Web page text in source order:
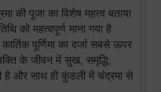
की पूजा का विशेष महत्व बताया
को महत्वपूर्ण माना गया है
पूर्णिमा का दर्जा सबसे ऊपर
के जीवन में सुख, समृद्धि,
है और साथ ही कुंडली में चंद्रमा से